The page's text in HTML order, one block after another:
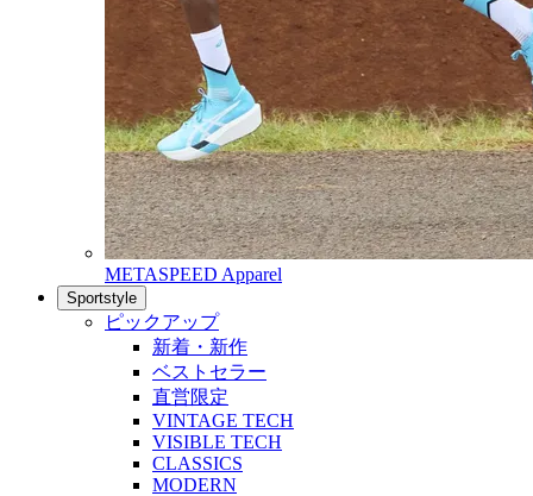
METASPEED Apparel
Sportstyle
ピックアップ
新着・新作
ベストセラー
直営限定
VINTAGE TECH
VISIBLE TECH
CLASSICS
MODERN